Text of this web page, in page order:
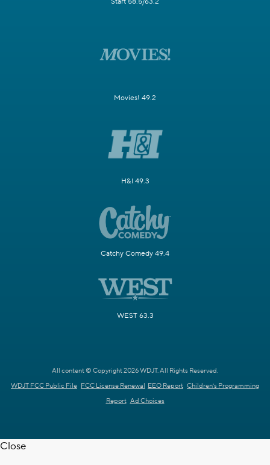
Movies! 49.2
H&I 49.3
Catchy Comedy 49.4
WEST 63.3
All content © Copyright 2026 WDJT. All Rights Reserved.
WDJT FCC Public File FCC License Renewal EEO Report Children's Programming
Report Ad Choices
Close